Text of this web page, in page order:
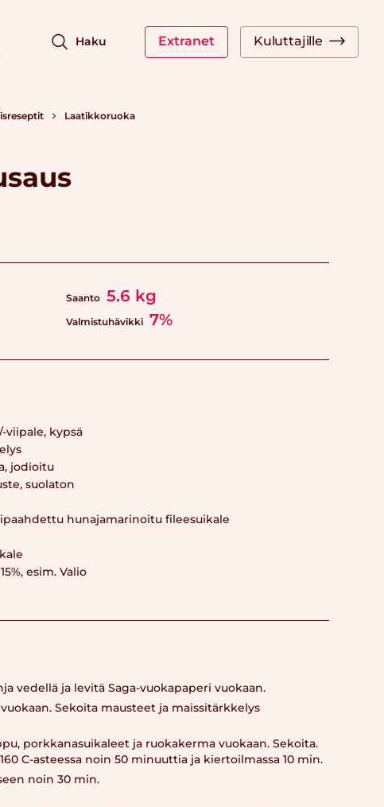
Haku Extranet Kuluttajille
Laatikkoruoka
Saanto 5.6 kg
Valmistuhävikki 7%
viipale, kypsä
jodioitu
suolaton
hunajamarinoitu fileesuikale
esim. Valio
vedellä ja levitä Saga-vuokapaperi vuokaan.
Sekoita mausteet ja maissitärkkelys
porkkanasuikaleet ja ruokakerma vuokaan. Sekoita.
C-asteessa noin 50 minuuttia ja kiertoilmassa 10 min.
noin 30 min.